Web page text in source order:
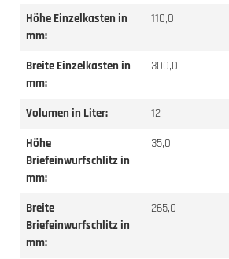
Höhe Einzelkasten in
mm:
110,0
Breite Einzelkasten in
mm:
300,0
Volumen in Liter:
12
Höhe
Briefeinwurfschlitz in
mm:
35,0
Breite
Briefeinwurfschlitz in
mm:
265,0